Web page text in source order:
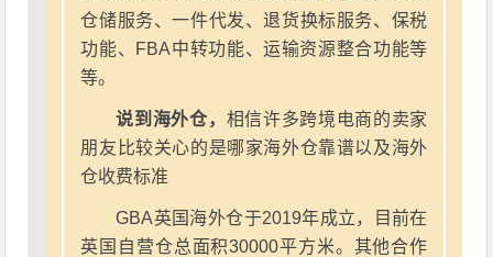
仓储服务、一件代发、退货换标服务、保税
功能、FBA中转功能、运输资源整合功能等
等。
说到海外仓， 相信许多跨境电商的卖家
朋友比较关心的是哪家海外仓靠谱以及海外
仓收费标准
GBA英国海外仓于2019年成立，目前在
英国自营仓总面积30000平方米。其他合作